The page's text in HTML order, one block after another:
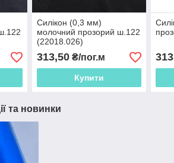
Силікон (0,3 мм)
молочний прозорий ш.122
(22018.026)
313,50₴/пог.м
Купити
та новинки